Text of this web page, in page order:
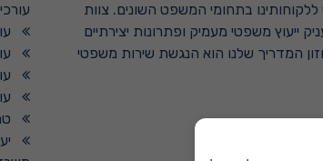
ללקוחותינו בתחומי המשפט השונים. צוות
ייעוץ משפטי מעמיק ופתרונות יצירתיים
המדריך שלנו הוא הנגשת שירות משפטי